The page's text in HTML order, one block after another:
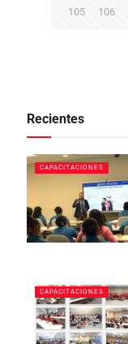
105 106
Recientes
CAPACITACIONES
CAPACITACIONES